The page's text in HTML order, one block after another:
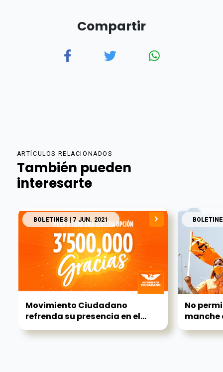
Compartir
ARTÍCULOS RELACIONADOS
También pueden
interesarte
BOLETINES| 7 JUN. 2021
Movimiento Ciudadano
refrenda su presencia en el...
No
manche